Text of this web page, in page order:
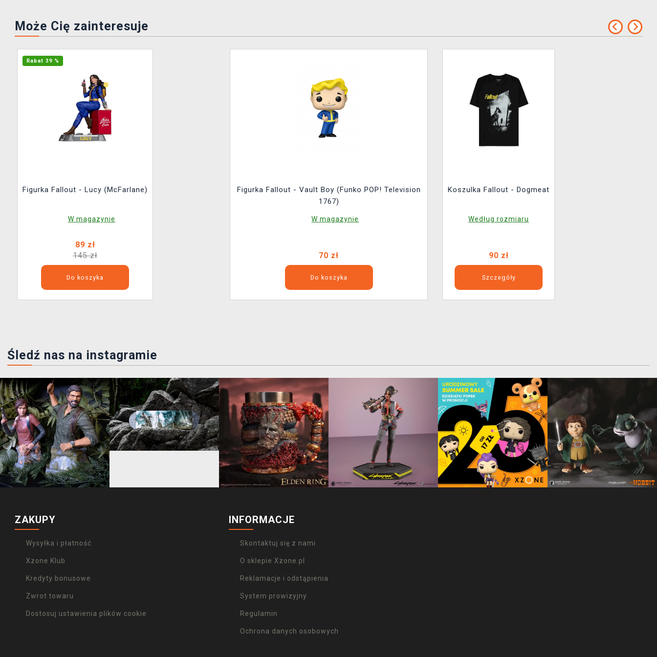
Może Cię zainteresuje
Rabat 39 %
Figurka Fallout - Lucy (McFarlane)
W magazynie
89 zł
145 zł
Do koszyka
Figurka Fallout - Vault Boy (Funko POP! Television
1767)
W magazynie
70 zł
Do koszyka
Koszulka Fallout - Dogmeat
Według rozmiaru
90 zł
Szczegóły
Śledź nas na instagramie
ZAKUPY
Wysyłka i płatność
Xzone Klub
Kredyty bonusowe
Zwrot towaru
Dostosuj ustawienia plików cookie
INFORMACJE
Skontaktuj się z nami
O sklepie Xzone.pl
Reklamacje i odstąpienia
System prowizyjny
Regulamin
Ochrona danych osobowych